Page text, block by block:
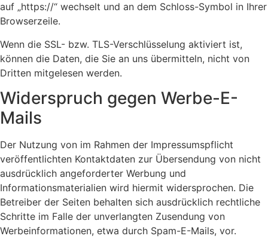
auf „https://“ wechselt und an dem Schloss-Symbol in Ihrer
Browserzeile.
Wenn die SSL- bzw. TLS-Verschlüsselung aktiviert ist,
können die Daten, die Sie an uns übermitteln, nicht von
Dritten mitgelesen werden.
Widerspruch gegen Werbe-E-
Mails
Der Nutzung von im Rahmen der Impressumspflicht
veröffentlichten Kontaktdaten zur Übersendung von nicht
ausdrücklich angeforderter Werbung und
Informationsmaterialien wird hiermit widersprochen. Die
Betreiber der Seiten behalten sich ausdrücklich rechtliche
Schritte im Falle der unverlangten Zusendung von
Werbeinformationen, etwa durch Spam-E-Mails, vor.